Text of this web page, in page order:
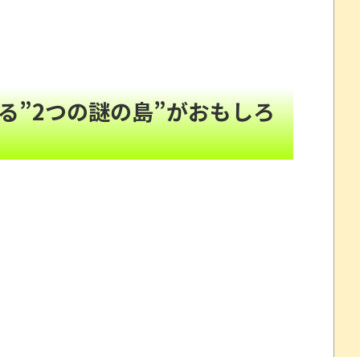
言を吐いて逃走ｗｗｗｗ
ｗｗｗｗｗｗNEW!
。NEW!
る格差とか れいわ新選組、「いのちの党」に改
プチ」川上産業が「プチプチ株式会社」に社名変
ら…とんでもない事になった
で、気ままに魔術を極めます 24」「ポンコツ魔王
”2つの謎の島”がおもしろ